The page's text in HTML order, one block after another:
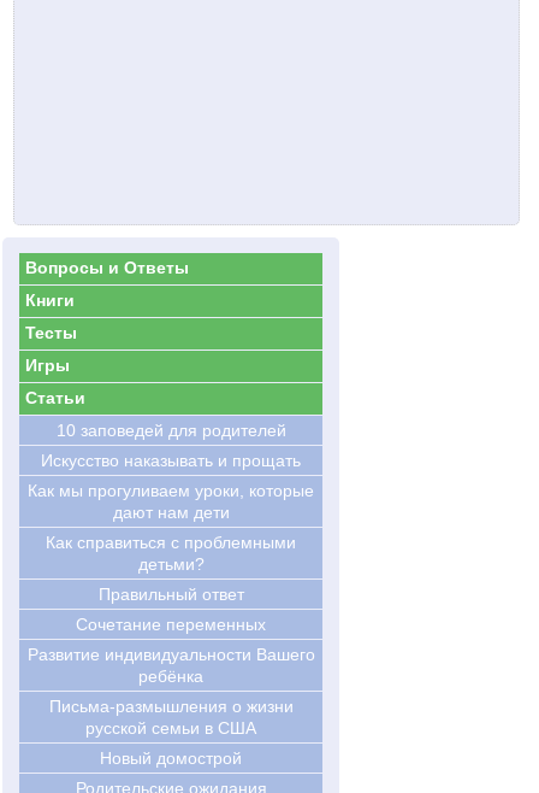
Вопросы и Ответы
Книги
Тесты
Игры
Статьи
10 заповедей для родителей
Искусство наказывать и прощать
Как мы прогуливаем уроки, которые
дают нам дети
Как справиться с проблемными
детьми?
Правильный ответ
Сочетание переменных
Развитие индивидуальности Вашего
ребёнка
Письма-размышления о жизни
русской семьи в США
Новый домострой
Родительские ожидания